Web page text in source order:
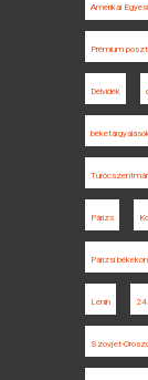
Amerikai
Prémium
Délvidék
Párizs
Párizsi
Lenin
Szovjet-